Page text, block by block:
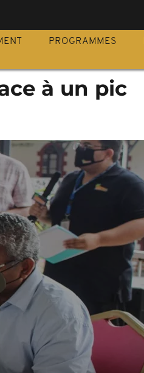
PROGRAMMES
à un pic